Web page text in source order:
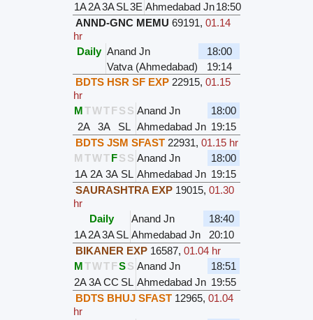
1A2A3ASL3E Ahmedabad Jn18:50
ANND-GNC MEMU 69191,01.14
hr
Daily Anand Jn
18:00
Vatva (Ahmedabad)
19:14
BDTS HSR SF EXP 22915,01.15
hr
M TWTFS S Anand Jn
18:00
2A
3A SL Ahmedabad Jn 19:15
BDTS JSM SFAST 22931,01.15 hr
M TWTFS S Anand Jn
18:00
1A 2A 3A SL Ahmedabad Jn 19:15
SAURASHTRA EXP 19015,01.30
hr
Daily
Anand Jn
18:40
1A2A3ASL Ahmedabad Jn
20:10
BIKANER EXP 16587,01.04 hr
M TWTFSS Anand Jn
18:51
2A3ACC SL Ahmedabad Jn 19:55
BDTS BHUJ SFAST 12965,01.04
hr